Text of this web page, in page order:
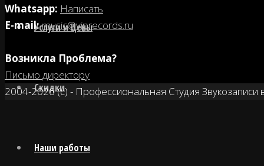
Услуги и Цены
Скидки
Наши работы
Whatsapp: Написать
E-mail:music@viprecords.ru
Возникла Проблема?
Письмо директору
2004-2026 (с) - Профессиональная Студия